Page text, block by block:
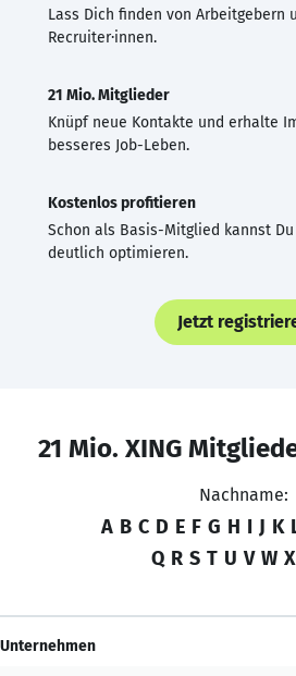
Lass Dich finden von Arbeitgebern
Recruiter·innen.
21 Mio. Mitglieder
Knüpf neue Kontakte und erhalte
besseres Job-Leben.
Kostenlos profitieren
Schon als Basis-Mitglied kannst Du
deutlich optimieren.
Jetzt
21 Mio. XING
Nachname:
A B C D E F G H I J K
Q R S T U V W X
Unternehmen